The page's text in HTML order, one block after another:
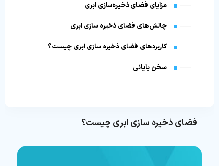
فضای ذخیره سازی ابری چیست؟
مزایای فضای ذخیره‌سازی ابری
چالش‌های فضای ذخیره سازی ابری
کاربردهای فضای ذخیره سازی ابری چیست؟
سخن پایانی